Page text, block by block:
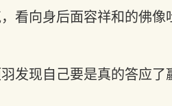
看向身后面容祥和的佛
发现自己要是真的答应